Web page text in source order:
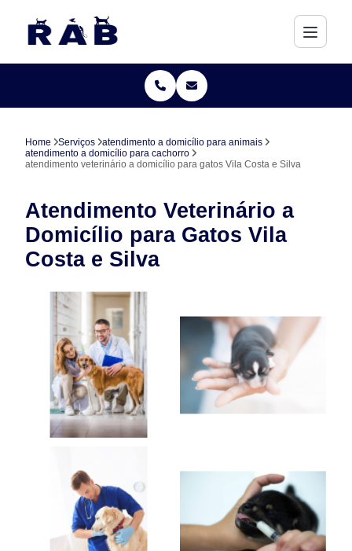
Home Serviços
atendimento a domicílio para animais
atendimento a domicílio para cachorro
atendimento veterinário a domicílio para gatos Vila Costa e Silva
Atendimento Veterinário a
Domicílio para Gatos Vila
Costa e Silva